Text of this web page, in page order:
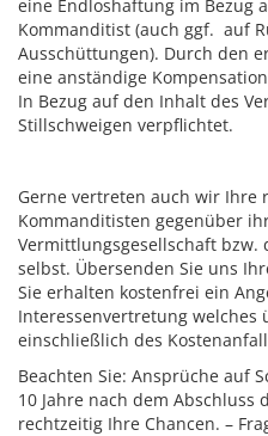
eine Endloshaftung im Bezug
Kommanditist (auch ggf. auf
Ausschüttungen). Durch den
eine anständige
In Bezug auf den Inhalt des
Stillschweigen verpflichtet.
Gerne vertreten auch wir Ihre
Kommanditisten gegenüber
Vermittlungsgesellschaft bzw.
selbst. Übersenden Sie uns
Sie erhalten kostenfrei ein
Interessenvertretung welches
einschließlich des
Beachten Sie: Ansprüche auf
10 Jahre nach dem Abschluss
rechtzeitig Ihre Chancen. –